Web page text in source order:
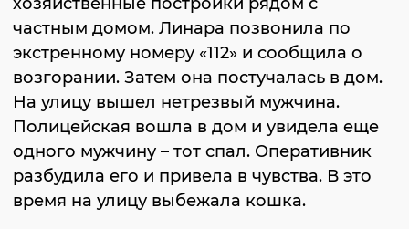
частным домом. Линара позвонила по
экстренному номеру «112» и сообщила о
возгорании. Затем она постучалась в дом.
На улицу вышел нетрезвый мужчина.
Полицейская вошла в дом и увидела еще
одного мужчину – тот спал. Оперативник
разбудила его и привела в чувства. В это
время на улицу выбежала кошка.